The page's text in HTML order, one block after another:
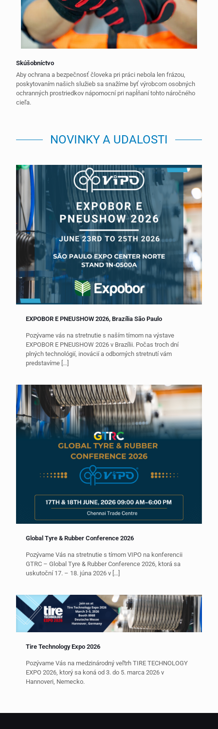
Skúšobníctvo
Aby ochrana a bezpečnosť človeka pri práci nebola len frázou,
poskytovaním našich služieb sa snažíme byť výrobcom osobných
ochranných prostriedkov nápomocní pri napĺňaní tohto náročného
cieľa.
NOVINKY A UDALOSTI
EXPOBOR E PNEUSHOW 2026, Brazília São Paulo
Pozývame vás na stretnutie s naším tímom na výstave
EXPOBOR E PNEUSHOW 2026 v Brazílii. Počas troch dní
plných technológií, inovácií a odborných stretnutí vám
predstavíme […]
Global Tyre & Rubber Conference 2026
Pozývame Vás na stretnutie s tímom VIPO na konferencii
GTRC – Global Tyre & Rubber Conference 2026, ktorá sa
uskutoční 17. – 18. júna 2026 v […]
Tire Technology Expo 2026
Pozývame Vás na medzinárodný veľtrh TIRE TECHNOLOGY
EXPO 2026, ktorý sa koná od 3. do 5. marca 2026 v
Hannoveri, Nemecko.